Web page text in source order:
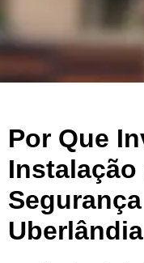
Por Que
Instalação